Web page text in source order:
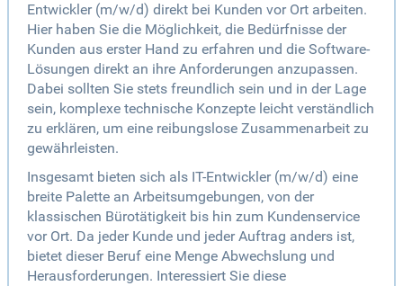
Entwickler (m/w/d) direkt bei Kunden vor Ort arbeiten.
Hier haben Sie die Möglichkeit, die Bedürfnisse der
Kunden aus erster Hand zu erfahren und die Software-
Lösungen direkt an ihre Anforderungen anzupassen.
Dabei sollten Sie stets freundlich sein und in der Lage
sein, komplexe technische Konzepte leicht verständlich
zu erklären, um eine reibungslose Zusammenarbeit zu
gewährleisten.
Insgesamt bieten sich als IT-Entwickler (m/w/d) eine
breite Palette an Arbeitsumgebungen, von der
klassischen Bürotätigkeit bis hin zum Kundenservice
vor Ort. Da jeder Kunde und jeder Auftrag anders ist,
bietet dieser Beruf eine Menge Abwechslung und
Herausforderungen. Interessiert Sie diese